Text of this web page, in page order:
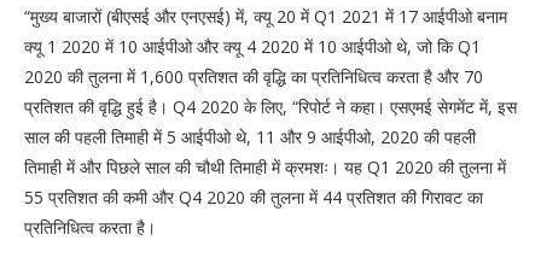
“मुख्य बाजारों (बीएसई और एनएसई) में, क्यू 20 में Q1 2021 में 17 आईपीओ बनाम
क्यू 1 2020 में 10 आईपीओ और क्यू 4 2020 में 10 आईपीओ थे, जो कि Q1
2020 की तुलना में 1,600 प्रतिशत की वृद्धि का प्रतिनिधित्व करता है और 70
प्रतिशत की वृद्धि हुई है। Q4 2020 के लिए, “रिपोर्ट ने कहा। एसएमई सेगमेंट में, इस
साल की पहली तिमाही में 5 आईपीओ थे, 11 और 9 आईपीओ, 2020 की पहली
तिमाही में और पिछले साल की चौथी तिमाही में क्रमशः। यह Q1 2020 की तुलना में
55 प्रतिशत की कमी और Q4 2020 की तुलना में 44 प्रतिशत की गिरावट का
प्रतिनिधित्व करता है।